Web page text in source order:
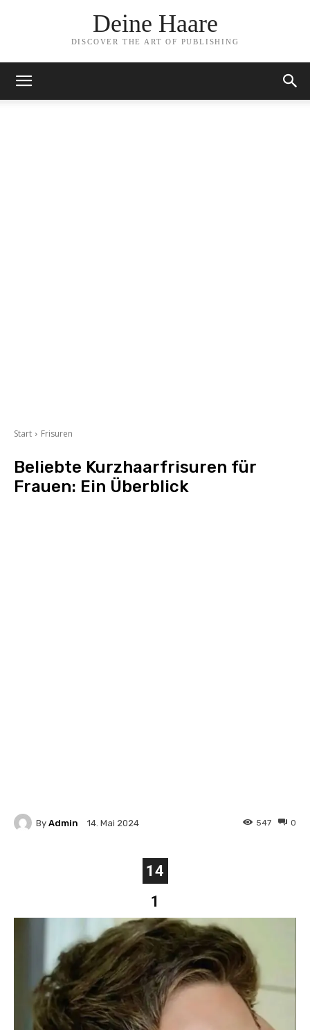
Deine Haare
DISCOVER THE ART OF PUBLISHING
Start Frisuren
Beliebte Kurzhaarfrisuren für
Frauen: Ein Überblick
By Admin 14. Mai 2024 0
547
14
1